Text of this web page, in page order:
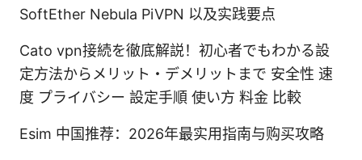
SoftEther Nebula PiVPN 以及实践要点
Cato vpn接続を徹底解説！初心者でもわかる設
定方法からメリット・デメリットまで 安全性 速
度 プライバシー 設定手順 使い方 料金 比較
Esim 中国推荐：2026年最实用指南与购买攻略